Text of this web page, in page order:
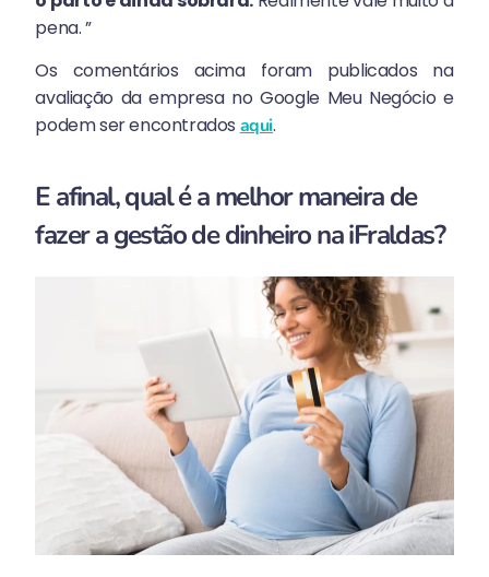
pena. ”
Os comentários acima foram publicados na
avaliação da empresa no Google Meu Negócio e
podem ser encontrados aqui.
E afinal, qual é a melhor maneira de
fazer a gestão de dinheiro na iFraldas?